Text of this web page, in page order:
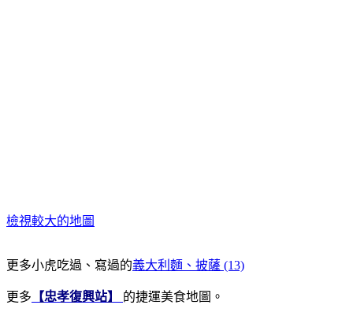
檢視較大的地圖
更多小虎吃過、寫過的義大利麵、披薩 (13)
更多 【忠孝復興站】 的捷運美食地圖。